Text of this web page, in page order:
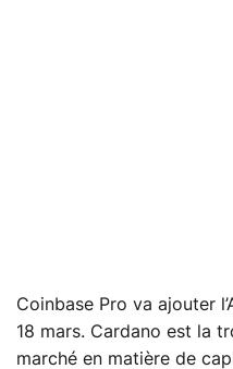
Coinbase Pro va ajouter
18 mars. Cardano est la
marché en matière de